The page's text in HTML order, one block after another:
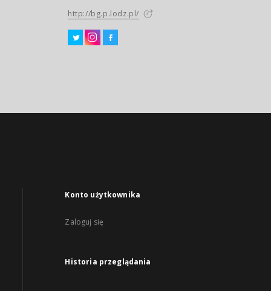
http://bg.p.lodz.pl/
Konto użytkownika
Zaloguj się
Historia przeglądania